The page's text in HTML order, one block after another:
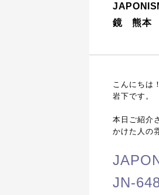
鏡 熊本
こんにちは！
岩下です。
本日ご紹介
かけた人の
JN-